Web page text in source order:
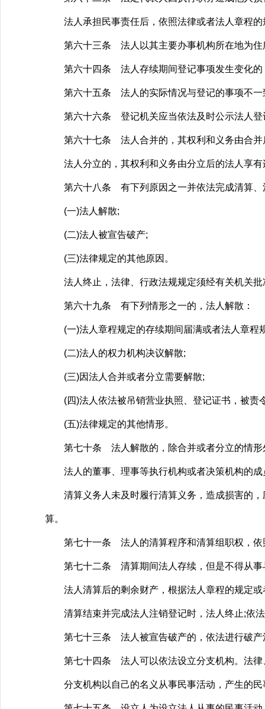
法人承担民事责任后，依照法律或者法人章程的
第六十三条 法人以其主要办事机构所在地为住
第六十四条 法人存续期间登记事项发生变化的
第六十五条 法人的实际情况与登记的事项不一
第六十六条 登记机关应当依法及时公示法人登
第六十七条 法人合并的，其权利和义务由合并
法人分立的，其权利和义务由分立后的法人享有
第六十八条 有下列原因之一并依法完成清算、
(一)法人解散;
(二)法人被宣告破产;
(三)法律规定的其他原因。
法人终止，法律、行政法规规定须经有关机关批
第六十九条 有下列情形之一的，法人解散：
(一)法人章程规定的存续期间届满或者法人章程
(二)法人的权力机构决议解散;
(三)因法人合并或者分立需要解散;
(四)法人依法被吊销营业执照、登记证书，被责
(五)法律规定的其他情形。
第七十条 法人解散的，除合并或者分立的情形
法人的董事、理事等执行机构或者决策机构的成
清算义务人未及时履行清算义务，造成损害的，
算。
第七十一条 法人的清算程序和清算组职权，依
第七十二条 清算期间法人存续，但是不得从事
法人清算后的剩余财产，根据法人章程的规定或
清算结束并完成法人注销登记时，法人终止;依法
第七十三条 法人被宣告破产的，依法进行破产
第七十四条 法人可以依法设立分支机构。法律
分支机构以自己的名义从事民事活动，产生的民